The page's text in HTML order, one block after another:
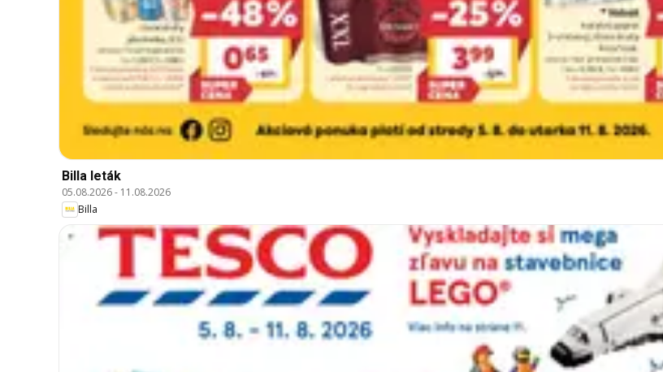
Billa leták
05.08.2026- 11.08.2026
Billa